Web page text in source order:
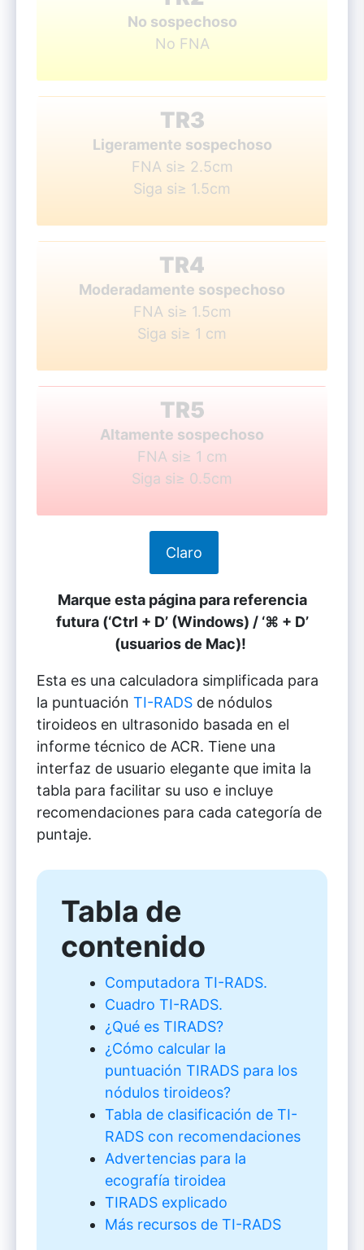
No sospechoso
No FNA
TR3
Ligeramente sospechoso
FNA si≥ 2.5cm
Siga si≥ 1.5cm
TR4
Moderadamente sospechoso
FNA si≥ 1.5cm
Siga si≥ 1 cm
TR5
Altamente sospechoso
FNA si≥ 1 cm
Siga si≥ 0.5cm
Marque esta página para referencia
futura (‘Ctrl + D’ (Windows) / ‘⌘ + D’
(usuarios de Mac)!
Esta es una calculadora simplificada para
la puntuación TI-RADS de nódulos
tiroideos en ultrasonido basada en el
informe técnico de ACR. Tiene una
interfaz de usuario elegante que imita la
tabla para facilitar su uso e incluye
recomendaciones para cada categoría de
puntaje.
Tabla de
contenido
Computadora TI-RADS.
Cuadro TI-RADS.
¿Qué es TIRADS?
¿Cómo calcular la
puntuación TIRADS para los
nódulos tiroideos?
Tabla de clasificación de TI-
RADS con recomendaciones
Advertencias para la
ecografía tiroidea
TIRADS explicado
Más recursos de TI-RADS